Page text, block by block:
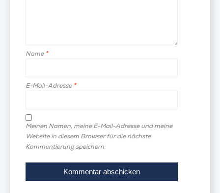
Name *
E-Mail-Adresse *
Meinen Namen, meine E-Mail-Adresse und meine
Website in diesem Browser für die nächste
Kommentierung speichern.